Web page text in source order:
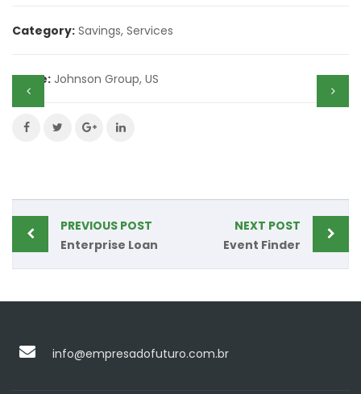
Category: Savings, Services
Value: Johnson Group, US
PREVIOUS POST
Enterprise Loan
NEXT POST
Event Finder
info@empresadofuturo.com.br